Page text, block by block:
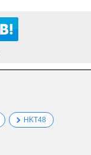
HKT48